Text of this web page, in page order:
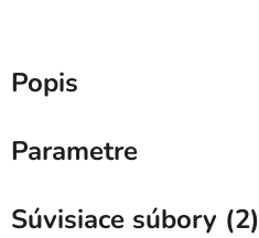
Popis
Parametre
Súvisiace súbory (2)